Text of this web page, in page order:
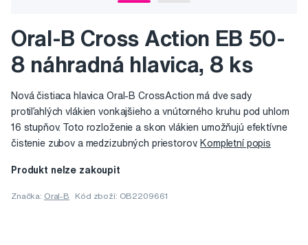
Oral-B Cross Action EB 50-
8 náhradná hlavica, 8 ks
Nová čistiaca hlavica Oral-B CrossAction má dve sady
protiľahlých vlákien vonkajšieho a vnútorného kruhu pod uhlom
16 stupňov. Toto rozloženie a skon vlákien umožňujú efektívne
čistenie zubov a medzizubných priestorov. Kompletní popis
Produkt nelze zakoupit
Značka: Oral-B Kód zboží: OB2209661